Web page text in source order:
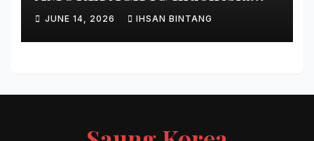
Ciptakan Gerakan
Keberlanjutan Baru di Bali
JUNE 14, 2026 IHSAN BINTANG